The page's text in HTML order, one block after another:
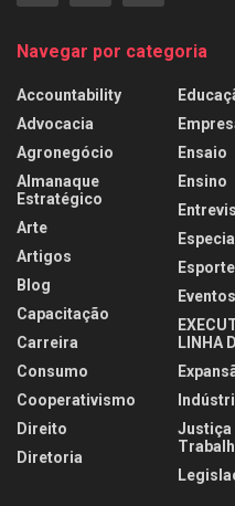
Navegar por categoria
Accountability
Advocacia
Agronegócio
Almanaque
Estratégico
Arte
Artigos
Blog
Capacitação
Carreira
Consumo
Cooperativismo
Direito
Diretoria
Ensaio
Ensino
Especial
Esporte
Eventos
LINHA
Justiça